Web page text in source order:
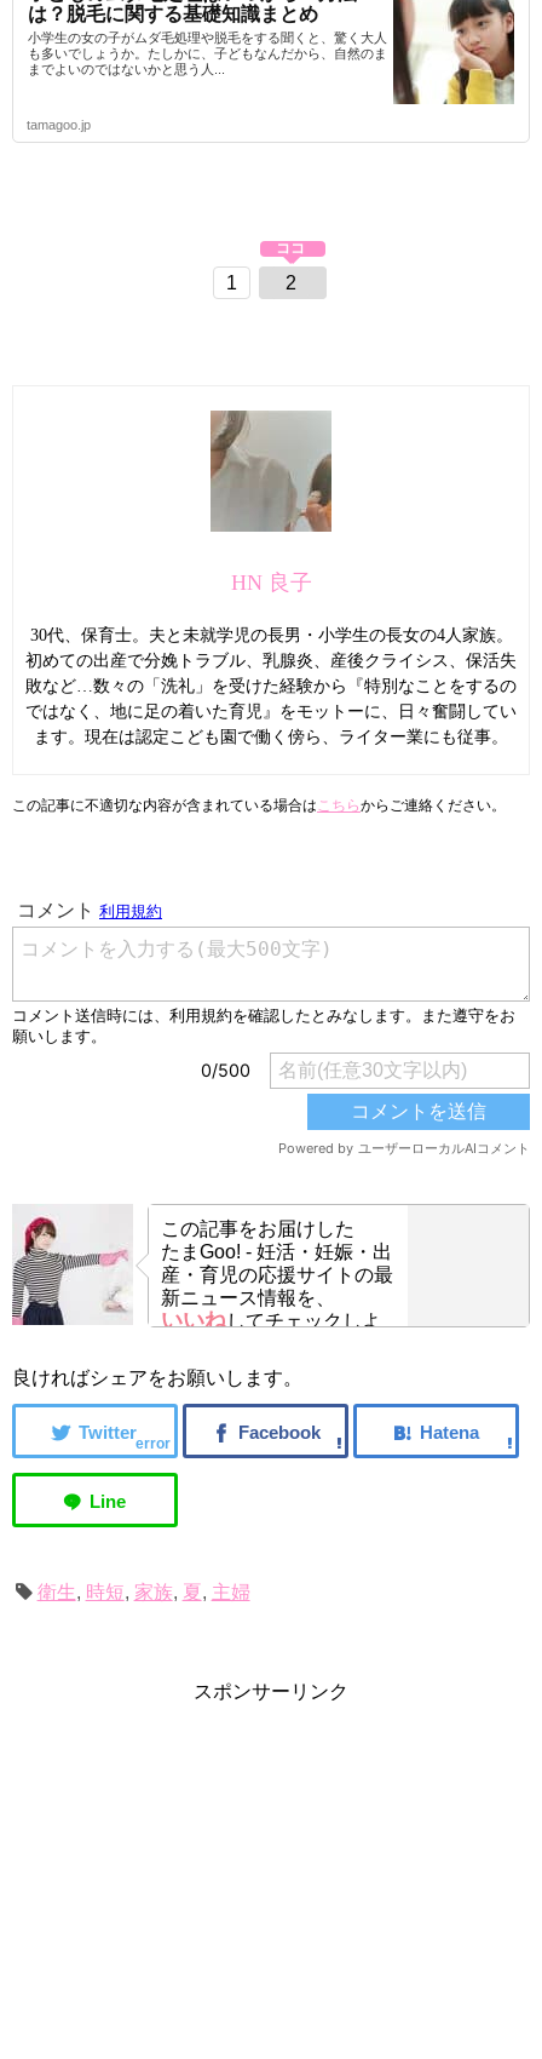
は？脱毛に関する基礎知識まとめ
小学生の女の子がムダ毛処理や脱毛をする聞くと、驚く大人
も多いでしょうか。たしかに、子どもなんだから、自然のま
までよいのではないかと思う人...
tamagoo.jp
1 2
HN 良子
30代、保育士。夫と未就学児の長男・小学生の長女の4人家族。
初めての出産で分娩トラブル、乳腺炎、産後クライシス、保活失
敗など…数々の「洗礼」を受けた経験から『特別なことをするの
ではなく、地に足の着いた育児』をモットーに、日々奮闘してい
ます。現在は認定こども園で働く傍ら、ライター業にも従事。
この記事に不適切な内容が含まれている場合はこちらからご連絡ください。
この記事をお届けした
たまGoo! - 妊活・妊娠・出
産・育児の応援サイトの最
新ニュース情報を、
いいねしてチェックしよ
良ければシェアをお願いします。
error
衛生, 時短, 家族, 夏, 主婦
スポンサーリンク